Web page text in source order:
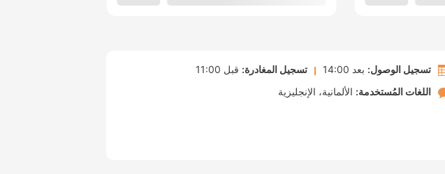
تسجيل الوصول: بعد 14:00 تسجيل المغادرة: قبل 11:00
اللغات المُستخدمة: الألمانية الإنجليزية